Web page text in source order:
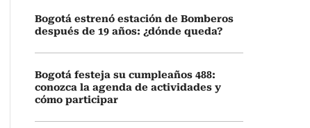
Bogotá estrenó estación de Bomberos
después de 19 años: ¿dónde queda?
Bogotá festeja su cumpleaños 488:
conozca la agenda de actividades y
cómo participar